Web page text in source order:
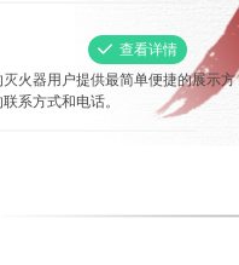
火器用户提供最简单便捷的展示方
系方式和电话。
끳 查看详情